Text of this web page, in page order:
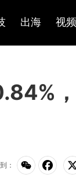
出海 视频
：